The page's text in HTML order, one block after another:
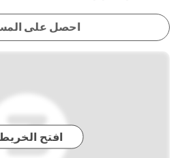
احصل على
افتح